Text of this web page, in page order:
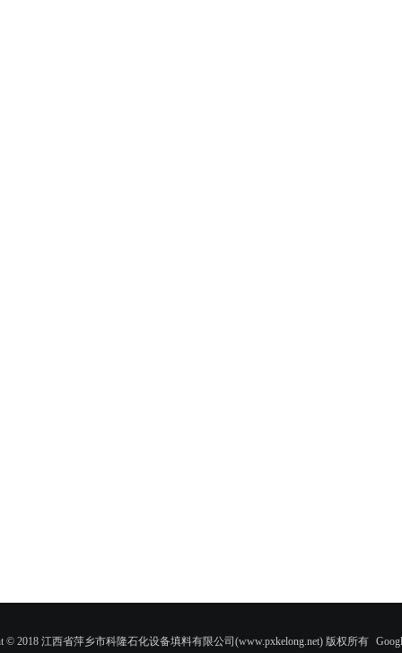
© 2018 江西省萍乡市科隆石化设备填料有限公司(www.pxkelong.net) 版权所有